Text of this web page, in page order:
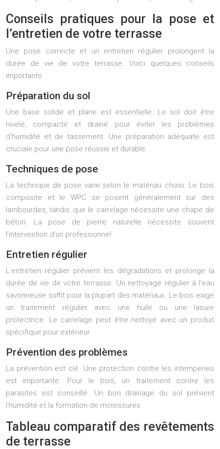
Conseils pratiques pour la pose et
l’entretien de votre terrasse
Une pose correcte et un entretien régulier prolongent la
durée de vie de votre terrasse. Voici quelques conseils
importants:
Préparation du sol
Une base solide et plane est essentielle. Le sol doit être
nivelé, compacté et drainé pour éviter les problèmes
d’humidité et de tassement. Une préparation adéquate est
cruciale pour une pose réussie et durable.
Techniques de pose
La technique de pose varie selon le matériau choisi. Le bois
composite et le WPC se posent généralement sur des
lambourdes, tandis que le carrelage nécessite une chape de
béton. La pose de pierre naturelle nécessite souvent
l’intervention d’un professionnel.
Entretien régulier
L’entretien régulier prévient les dégradations et prolonge la
durée de vie de votre terrasse. Un nettoyage régulier à l’eau
savonneuse suffit pour la plupart des matériaux. Le bois exige
un traitement régulier avec une huile ou une lasure
protectrice. Le carrelage peut être nettoyé avec un produit
spécifique pour extérieur.
Prévention des problèmes
La prévention est clé. Une protection contre les intempéries
est importante. Pour le bois, un traitement contre les
parasites est conseillé. Un bon drainage du sol prévient
l’humidité et la formation de moisissures.
Tableau comparatif des revêtements
de terrasse